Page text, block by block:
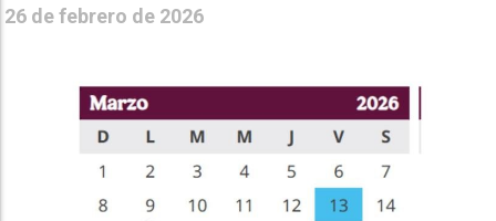
26 de febrero de 2026